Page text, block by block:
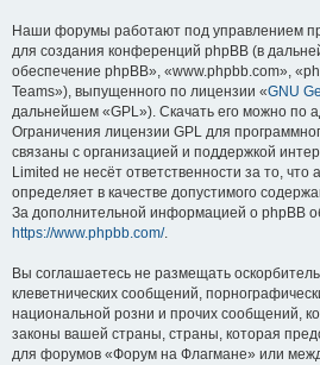
Наши форумы работают под управлением
для создания конференций phpBB (в
обеспечение phpBB», «www.phpbb.com»,
Teams»), выпущенного по лицензии «GNU
дальнейшем «GPL»). Скачать его можно по
Ограничения лицензии GPL для
связаны с организацией и поддержкой
Limited не несёт ответственности за то,
определяет в качестве допустимого
За дополнительной информацией о phpBB
https://www.phpbb.com/.
Вы соглашаетесь не размещать
клеветнических сообщений,
национальной розни и прочих сообщений,
законы вашей страны, страны, которая
для форумов «Форум на Флагмане» или